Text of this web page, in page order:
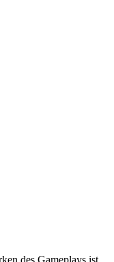
des Gameplays ist